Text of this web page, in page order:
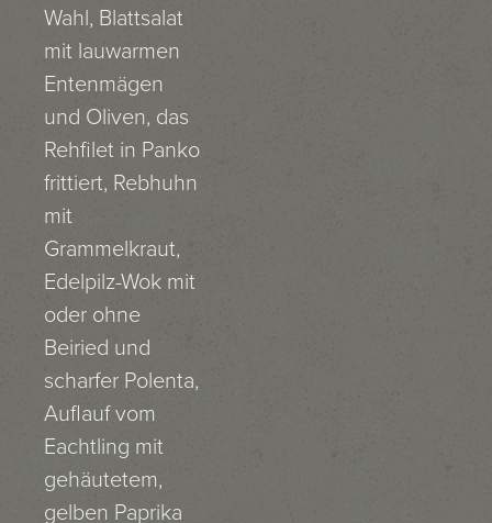
Wahl, Blattsalat
mit lauwarmen
Entenmägen
und Oliven, das
Rehfilet in Panko
frittiert, Rebhuhn
mit
Grammelkraut,
Edelpilz-Wok mit
oder ohne
Beiried und
scharfer Polenta,
Auflauf vom
Eachtling mit
gehäutetem,
gelben Paprika